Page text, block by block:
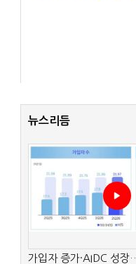
뉴스리듬
가입자 증가·AIDC 성장